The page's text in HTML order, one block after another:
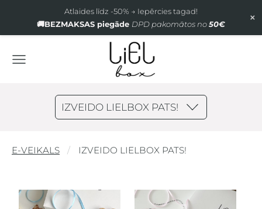
Atlaides līdz -50% → Iepērcies tagad!
🚚BEZMAKSAS piegāde DPD pakomātos no50€ ×
IZVEIDO LIELBOX PATS!
E-VEIKALS IZVEIDO LIELBOX PATS!